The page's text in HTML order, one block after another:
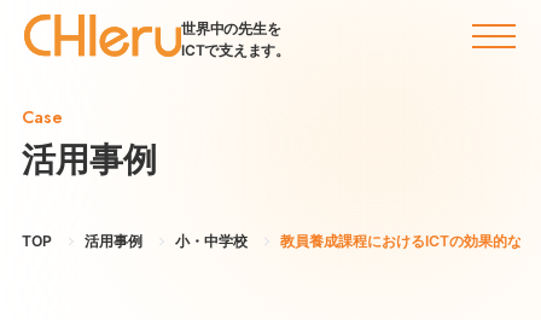
世界中の先生を
ICTで支えます。
Case
活用事例
TOP 活用事例 小・中学校 教員養成課程におけるICTの効果的な活